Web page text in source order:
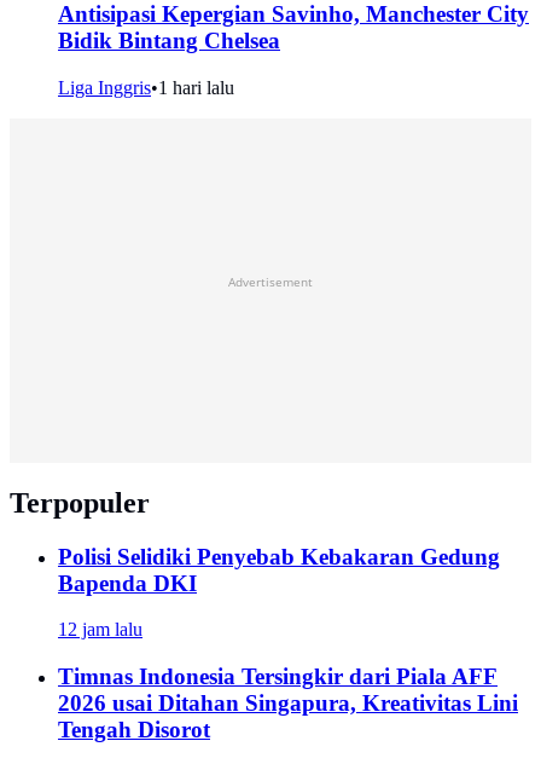
Antisipasi Kepergian Savinho, Manchester City
Bidik Bintang Chelsea
Liga Inggris•1 hari lalu
Advertisement
Terpopuler
Polisi Selidiki Penyebab Kebakaran Gedung
Bapenda DKI
12 jam lalu
Timnas Indonesia Tersingkir dari Piala AFF
2026 usai Ditahan Singapura, Kreativitas Lini
Tengah Disorot